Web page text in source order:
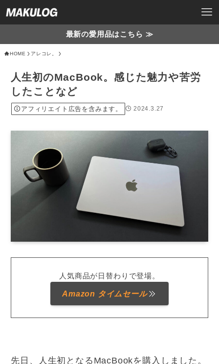
最新の愛用品はこちら ≫
HOME アレコレ。
人生初のMacBook。感じた魅力や苦労
したことなど
アフィリエイト広告を含みます。 2024.3.27
人気商品が日替わりで登場。
Amazon タイムセール
先日、人生初となるMacBookを購入しました。